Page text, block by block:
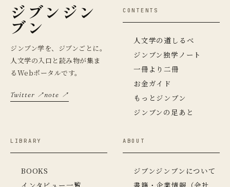
ジブンジン
ブン
ジンブン学を、ジブンごとに。
人文学の入口と読み物が集ま
るWebポータルです。
Twitter ↗note ↗
CONTENTS
人文学の道しるべ
ジンブン独学ノート
一冊より二冊
お金ガイド
もっとジンブン
ジンブンの足あと
LIBRARY
BOOKS
ABOUT
ジブンジンブンについて